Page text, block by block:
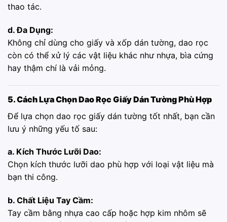
thao tác.
d. Đa Dụng:
Không chỉ dùng cho giấy và xốp dán tường, dao rọc
còn có thể xử lý các vật liệu khác như nhựa, bìa cứng
hay thậm chí là vải mỏng.
5. Cách Lựa Chọn Dao Rọc Giấy Dán Tường Phù Hợp
Để lựa chọn dao rọc giấy dán tường tốt nhất, bạn cần
lưu ý những yếu tố sau:
a. Kích Thước Lưỡi Dao:
Chọn kích thước lưỡi dao phù hợp với loại vật liệu mà
bạn thi công.
b. Chất Liệu Tay Cầm:
Tay cầm bằng nhựa cao cấp hoặc hợp kim nhôm sẽ